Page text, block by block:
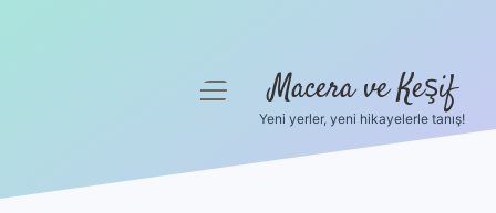
menüyüMacera ve Keşif
Yeni yerler, yeni hikayelerle tanış!